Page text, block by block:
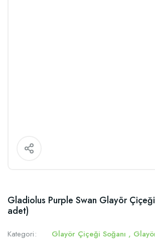
Gladiolus Purple Swan Glayör
adet)
Kategori Glayör Çiçeği Soğanı ,